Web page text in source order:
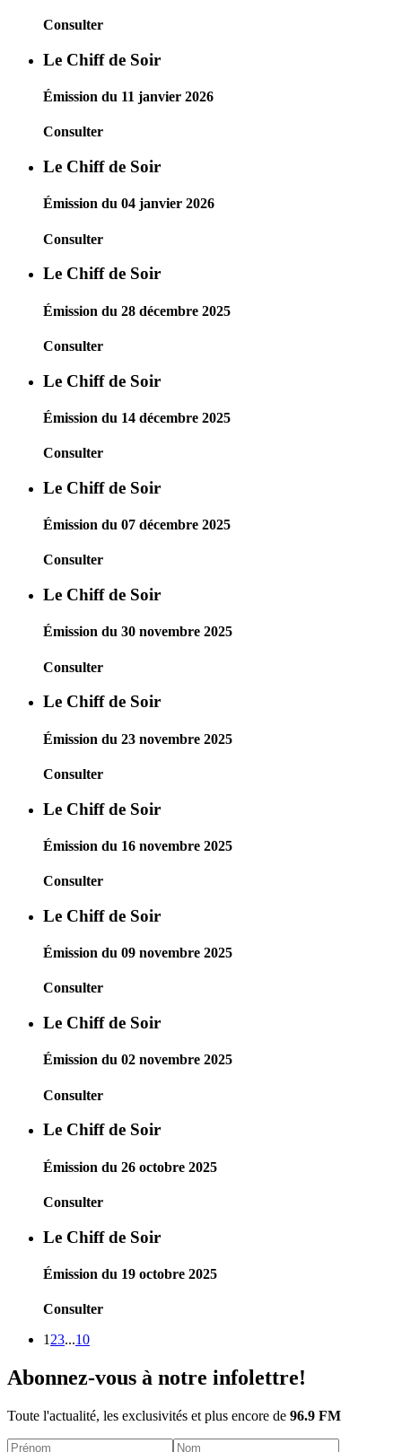
Consulter
Le Chiff de Soir
Émission du 11 janvier 2026
Consulter
Le Chiff de Soir
Émission du 04 janvier 2026
Consulter
Le Chiff de Soir
Émission du 28 décembre 2025
Consulter
Le Chiff de Soir
Émission du 14 décembre 2025
Consulter
Le Chiff de Soir
Émission du 07 décembre 2025
Consulter
Le Chiff de Soir
Émission du 30 novembre 2025
Consulter
Le Chiff de Soir
Émission du 23 novembre 2025
Consulter
Le Chiff de Soir
Émission du 16 novembre 2025
Consulter
Le Chiff de Soir
Émission du 09 novembre 2025
Consulter
Le Chiff de Soir
Émission du 02 novembre 2025
Consulter
Le Chiff de Soir
Émission du 26 octobre 2025
Consulter
Le Chiff de Soir
Émission du 19 octobre 2025
Consulter
1 23...10
Abonnez-vous à notre infolettre!
Toute l'actualité, les exclusivités et plus encore de 96.9 FM